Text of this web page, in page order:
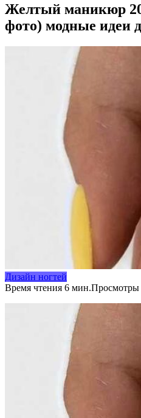
Желтый маникюр
фото) модные идеи
Дизайн ногтей
Время чтения 6 мин.Просмотры